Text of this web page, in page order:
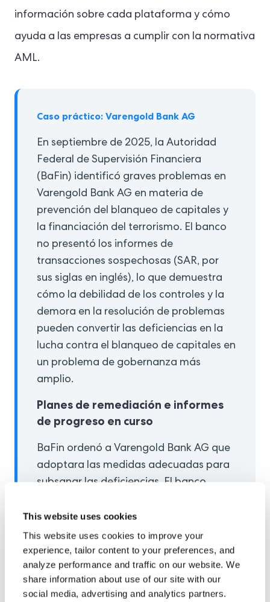
This website uses cookies
This website uses cookies to improve your
experience, tailor content to your preferences, and
analyze performance and traffic on our website. We
share information about use of our site with our
social media, advertising and analytics partners.
información sobre cada plataforma y cómo
ayuda a las empresas a cumplir con la normativa
AML.
Caso práctico: Varengold Bank AG
En septiembre de 2025, la Autoridad
Federal de Supervisión Financiera
(BaFin) identificó graves problemas en
Varengold Bank AG en materia de
prevención del blanqueo de capitales y
la financiación del terrorismo. El banco
no presentó los informes de
transacciones sospechosas (SAR, por
sus siglas en inglés), lo que demuestra
cómo la debilidad de los controles y la
demora en la resolución de problemas
pueden convertir las deficiencias en la
lucha contra el blanqueo de capitales en
un problema de gobernanza más
amplio.
Planes de remediación e informes
de progreso en curso
BaFin ordenó a Varengold Bank AG que
adoptara las medidas adecuadas para
subsanar las deficiencias. El banco
escrito y se le exigió que proporcionara
informes periódicos sobre el progreso, lo
que refleja el tipo de respuesta
estructurada que los bancos requieren
cada vez más de los programas